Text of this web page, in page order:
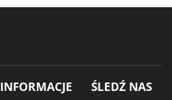
INFORMACJE
ŚLEDŹ NAS